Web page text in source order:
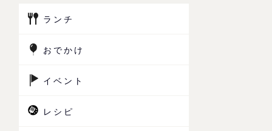
ランチ
おでかけ
イベント
レシピ